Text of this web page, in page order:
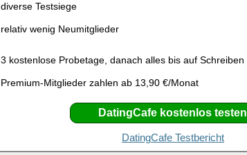
diverse Testsiege
relativ wenig Neumitglieder
3 kostenlose Probetage, danach alles bis auf Schreiben
Premium-Mitglieder zahlen ab 13,90 €/Monat
DatingCafe kostenlos testen
DatingCafe Testbericht